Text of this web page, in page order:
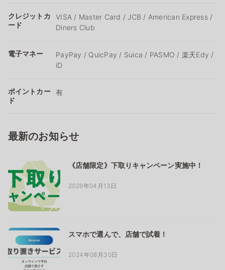
クレジットカ
ード
VISA / Master Card / JCB / American Express /
Diners Club
電子マネー
PayPay / QuicPay / Suica / PASMO / 楽天Edy /
iD
ポイントカー
ド
有
最新のお知らせ
《店舗限定》下取りキャンペーン実施中！
2026年04月13日
スマホで選んで、店舗で試着！
2024年08月30日